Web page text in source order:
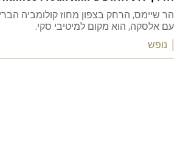
הר שיימס, הרחק בצפון מחוז קולומביה
עם אלסקה, הוא מקום למיטיבי סקי.
| נופש